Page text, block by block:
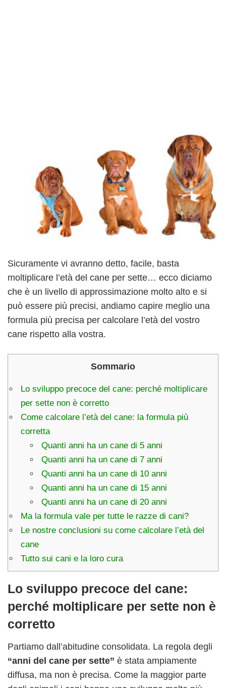
Sicuramente vi avranno detto, facile, basta
moltiplicare l’età del cane per sette… ecco diciamo
che è un livello di approssimazione molto alto e si
può essere più precisi, andiamo capire meglio una
formula più precisa per calcolare l’età del vostro
cane rispetto alla vostra.
Sommario
Lo sviluppo precoce del cane: perché moltiplicare
per sette non è corretto
Come calcolare l’età del cane: la formula più
corretta
Quanti anni ha un cane di 5 anni
Quanti anni ha un cane di 7 anni
Quanti anni ha un cane di 10 anni
Quanti anni ha un cane di 15 anni
Quanti anni ha un cane di 20 anni
Ma la formula vale per tutte le razze di cani?
Le nostre conclusioni su come calcolare l’età del
cane
Tutto sui cani e la loro cura
Lo sviluppo precoce del cane:
perché moltiplicare per sette non è
corretto
Partiamo dall’abitudine consolidata. La regola degli
“anni del cane per sette” è stata ampiamente
diffusa, ma non è precisa. Come la maggior parte